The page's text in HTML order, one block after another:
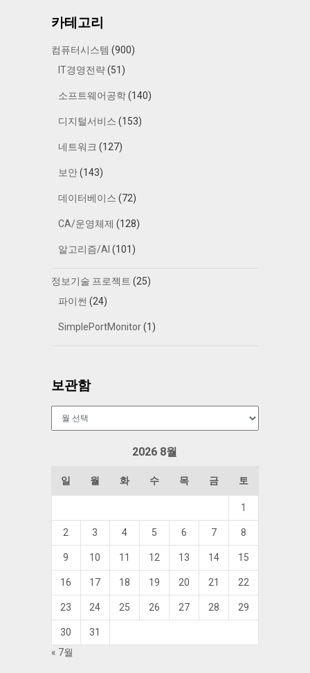
카테고리
컴퓨터시스템 (900)
IT경영전략(51)
소프트웨어공학(140)
디지털서비스 (153)
네트워크 (127)
보안(143)
데이터베이스 (72)
CA/운영체제 (128)
알고리즘/AI (101)
정보기술 프로젝트 (25)
파이썬 (24)
SimplePortMonitor(1)
보관함
2026 8월
일 월 화 수 목 금 토
1
2 3 4 5 6 7 8
9 10 11 12 13 14 15
16 17 18 19 20 21 22
23 24 25 26 27 28 29
30
31
« 7월